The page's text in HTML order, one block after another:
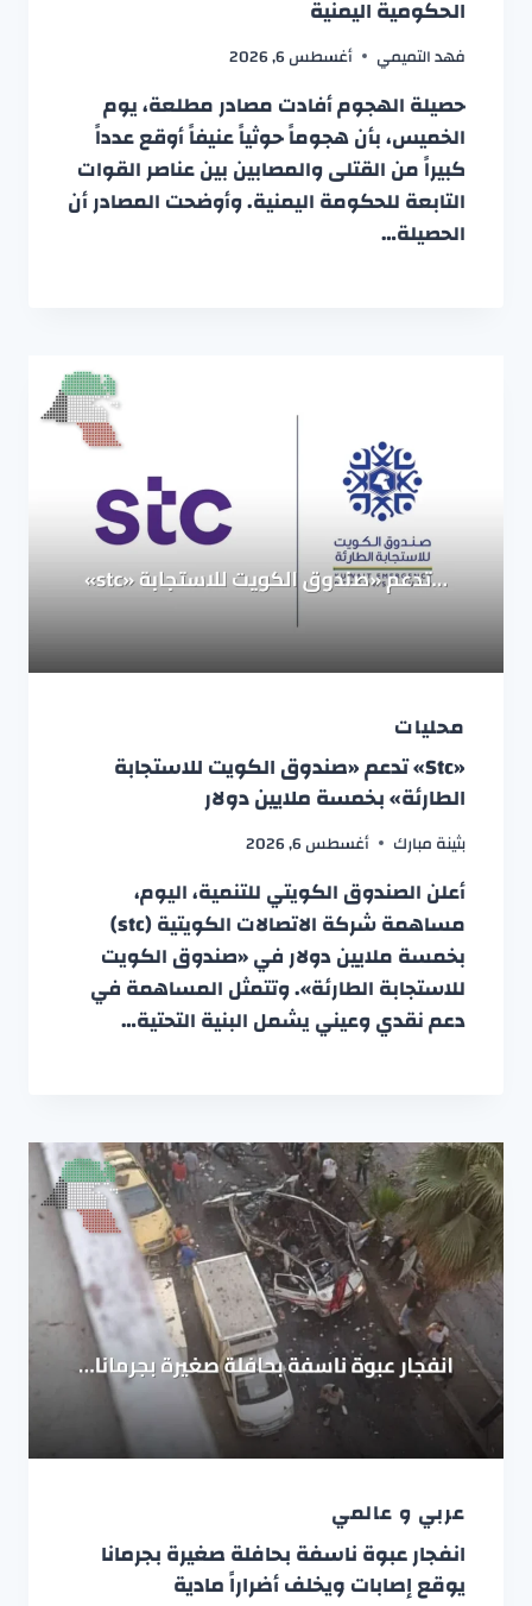
الحكومية اليمنية
فهد التميمي أغسطس 6, 2026
حصيلة الهجوم أفادت مصادر مطلعة، يوم
الخميس، بأن هجوماً حوثياً عنيفاً أوقع عدداً
كبيراً من القتلى والمصابين بين عناصر القوات
التابعة للحكومة اليمنية. وأوضحت المصادر أن
الحصيلة…
محليات
«stc» تدعم «صندوق الكويت للاستجابة
الطارئة» بخمسة ملايين دولار
بثينة مبارك أغسطس 6, 2026
أعلن الصندوق الكويتي للتنمية، اليوم،
مساهمة شركة الاتصالات الكويتية (stc)
بخمسة ملايين دولار في «صندوق الكويت
للاستجابة الطارئة». وتتمثل المساهمة في
دعم نقدي وعيني يشمل البنية التحتية…
عربي و عالمي
انفجار عبوة ناسفة بحافلة صغيرة بجرمانا
يوقع إصابات ويخلف أضراراً مادية